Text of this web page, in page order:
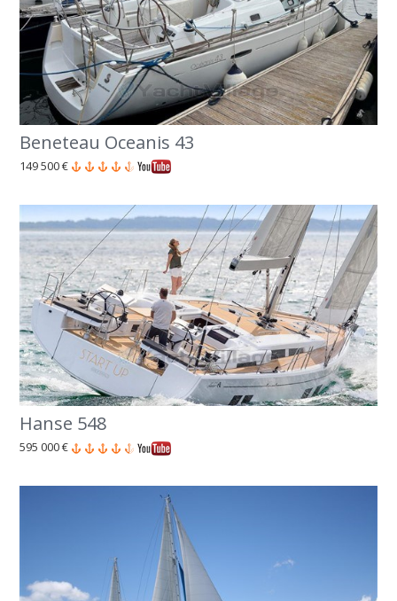
Beneteau Oceanis 43
149 500 €
Hanse 548
595 000 €